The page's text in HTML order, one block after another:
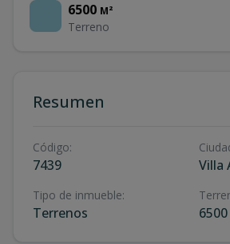
6500 M²
Terreno
Resumen
Código:
7439 Villa
Tipo de inmueble:
Terrenos